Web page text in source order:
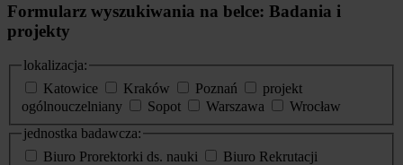
Formularz wyszukiwania na belce: Badania i
projekty
lokalizacja:
Katowice
Kraków Poznań
projekt
ogólnouczelniany
Sopot Warszawa
Wrocław
jednostka badawcza:
Biuro Prorektorki ds. nauki
Biuro Rekrutacji